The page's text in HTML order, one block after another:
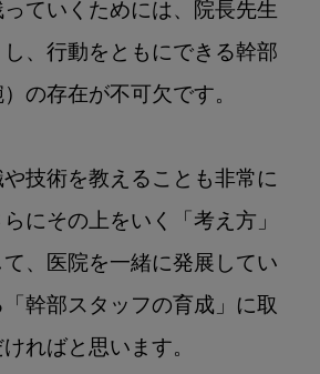
ていくためには、院長先生
、行動をともにできる幹部
の存在が不可欠です。
技術を教えることも非常に
にその上をいく「考え方」
、医院を一緒に発展してい
「幹部スタッフの育成」に取